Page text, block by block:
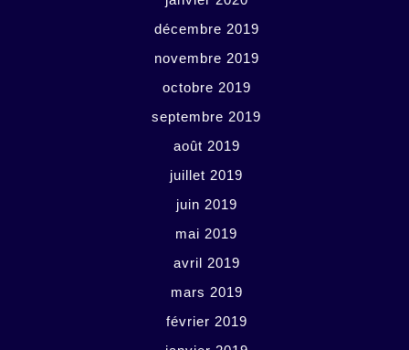
décembre 2019
novembre 2019
octobre 2019
septembre 2019
août 2019
juillet 2019
juin 2019
mai 2019
avril 2019
mars 2019
février 2019